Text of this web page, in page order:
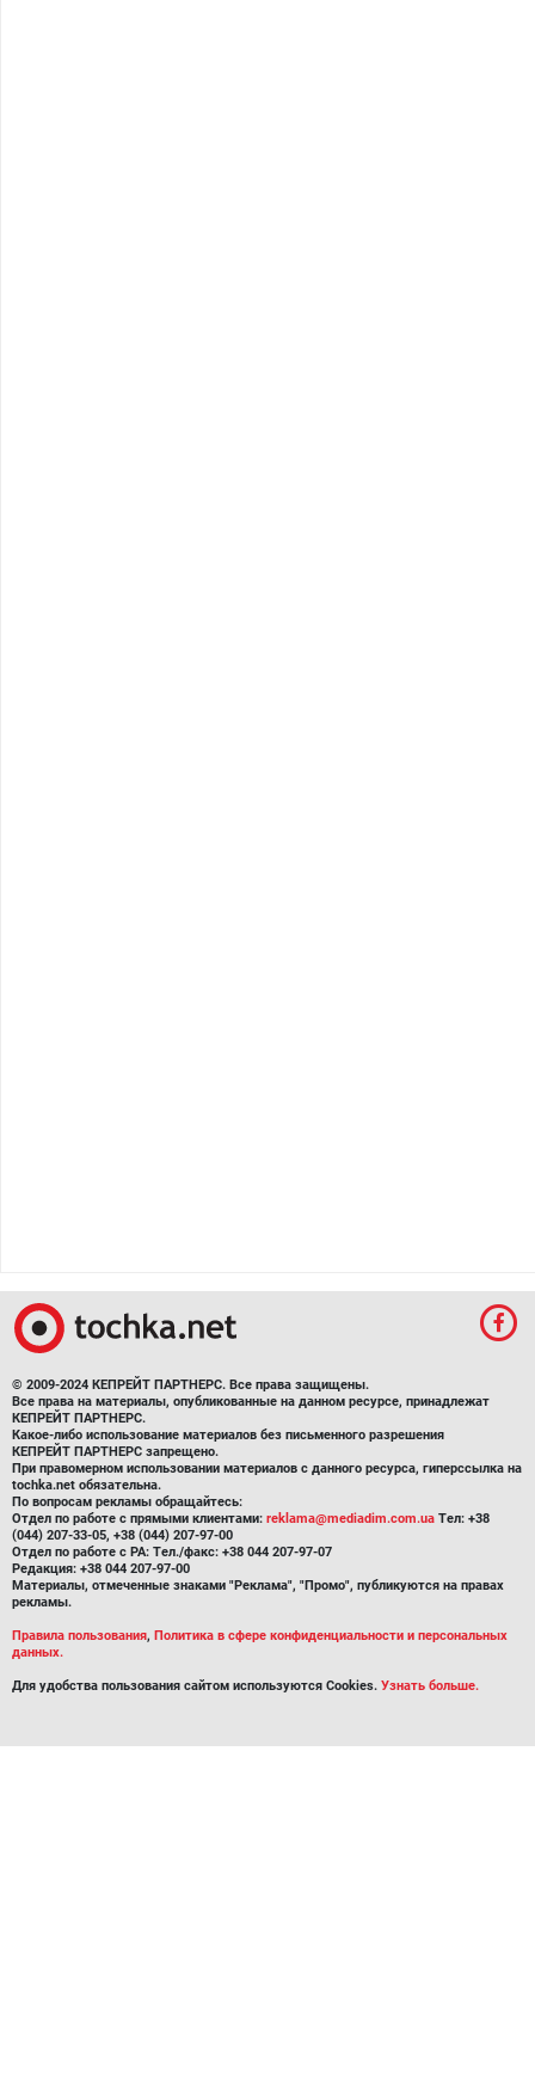
© 2009-2024 КЕПРЕЙТ ПАРТНЕРС. Все права защищены.
Все права на материалы, опубликованные на данном ресурсе, принадлежат
КЕПРЕЙТ ПАРТНЕРС.
Какое-либо использование материалов без письменного разрешения
КЕПРЕЙТ ПАРТНЕРС запрещено.
При правомерном использовании материалов с данного ресурса, гиперссылка на
tochka.net обязательна.
По вопросам рекламы обращайтесь:
Отдел по работе с прямыми клиентами: reklama@mediadim.com.ua Тел: +38
(044) 207-33-05, +38 (044) 207-97-00
Отдел по работе с РА: Тел./факс: +38 044 207-97-07
Редакция: +38 044 207-97-00
Материалы, отмеченные знаками "Реклама", "Промо", публикуются на правах
рекламы.
Правила пользования, Политика в сфере конфиденциальности и персональных
данных.
Для удобства пользования сайтом используются Cookies. Узнать больше.